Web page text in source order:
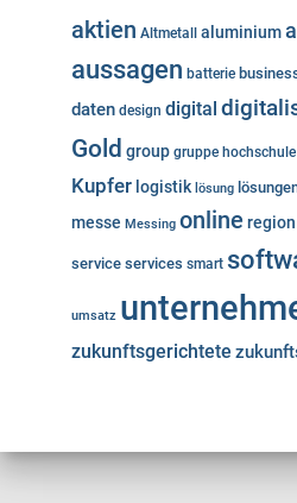
aktien Altmetall aluminium
aussagen batterie
daten design digital
Gold group gruppe hochschule
Kupfer logistik lösung
messe Messing online region
service services smart
umsatz
zukunftsgerichtete